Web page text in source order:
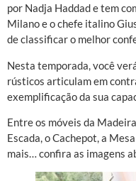
por Nadja Haddad e tem
Milano e o chefe italino
de classificar o melhor
Nesta temporada, você
rústicos articulam em
exemplificação da sua
Entre os móveis da
Escada, o Cachepot, a
mais… confira as imagens